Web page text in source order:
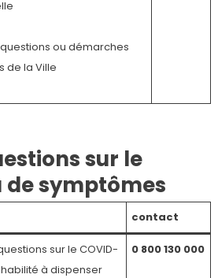
ou démarches
de la Ville
sur le
de symptômes
contact
sur le COVID-
habilité à dispenser
0 800 130 000